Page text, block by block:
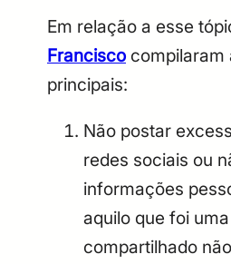
Em relação a esse
Francisco compilaram
principais:
Não postar
redes sociais ou
informações
aquilo que foi
compartilhado